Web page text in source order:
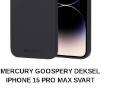
MERCURY GOOSPERY DEKSEL
IPHONE 15 PRO MAX SVART